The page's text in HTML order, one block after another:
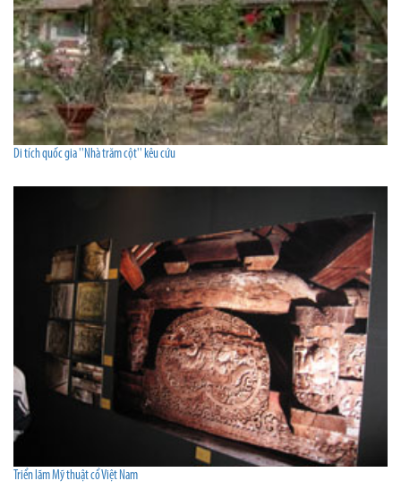
Di tích quốc gia ''Nhà trăm cột'' kêu cứu
Triển lãm Mỹ thuật cổ Việt Nam